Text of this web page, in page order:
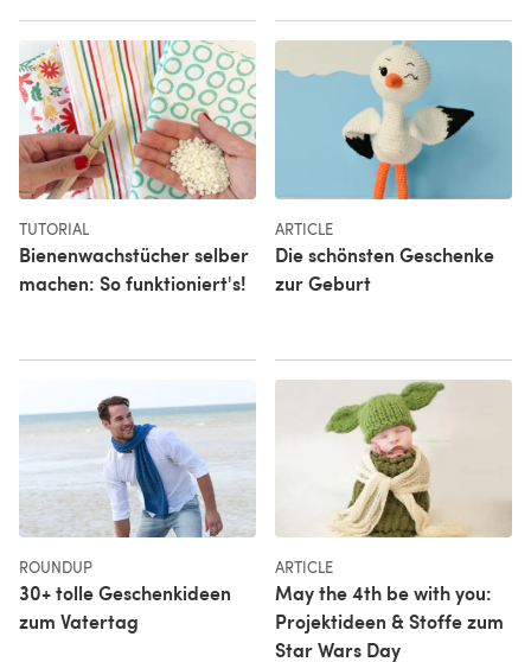
TUTORIAL
Bienenwachstücher selber
machen: So funktioniert's!
ARTICLE
Die schönsten Geschenke
zur Geburt
ROUNDUP
30+ tolle Geschenkideen
zum Vatertag
ARTICLE
May the 4th be with you:
Projektideen & Stoffe zum
Star Wars Day